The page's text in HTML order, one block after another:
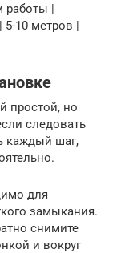
работы |
10 метров |
простой, но
следовать
каждый шаг,
для
замыкания.
снимите
и вокруг